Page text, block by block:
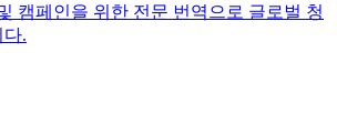
캠페인을 위한 전문 번역으로 글로벌 청
다.